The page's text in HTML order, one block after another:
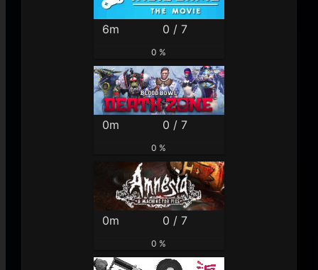
6m 0 / 7
0 %
0m 0 / 7
0 %
0m 0 / 7
0 %